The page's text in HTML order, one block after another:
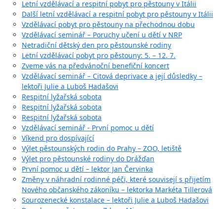
Letní vzdělávací a respitní pobyt pro pěstouny v Itálii
Další letní vzdělávací a respitní pobyt pro pěstouny v Itálii
Vzdělávací pobyt pro pěstouny na přechodnou dobu
Vzdělávací seminář – Poruchy učení u dětí v NRP
Netradiční dětský den pro pěstounské rodiny
Letní vzdělávací pobyt pro pěstouny: 5. – 12. 7.
Zveme vás na předvánoční benefiční koncert
Vzdělávací seminář – Citová deprivace a její důsledky –
lektoři Julie a Luboš Hadašovi
Respitní lyžařská sobota
Respitní lyžařská sobota
Respitní lyžařská sobota
Vzdělávací seminář - První pomoc u dětí
Víkend pro dospívající
Výlet pěstounských rodin do Prahy – ZOO, letiště
Výlet pro pěstounské rodiny do Drážďan
První pomoc u dětí – lektor Jan Červinka
Změny v náhradní rodinné péči, které souvisejí s přijetím
Nového občanského zákoníku – lektorka Markéta Tillerová
Sourozenecké konstalace – lektoři Julie a Luboš Hadašovi